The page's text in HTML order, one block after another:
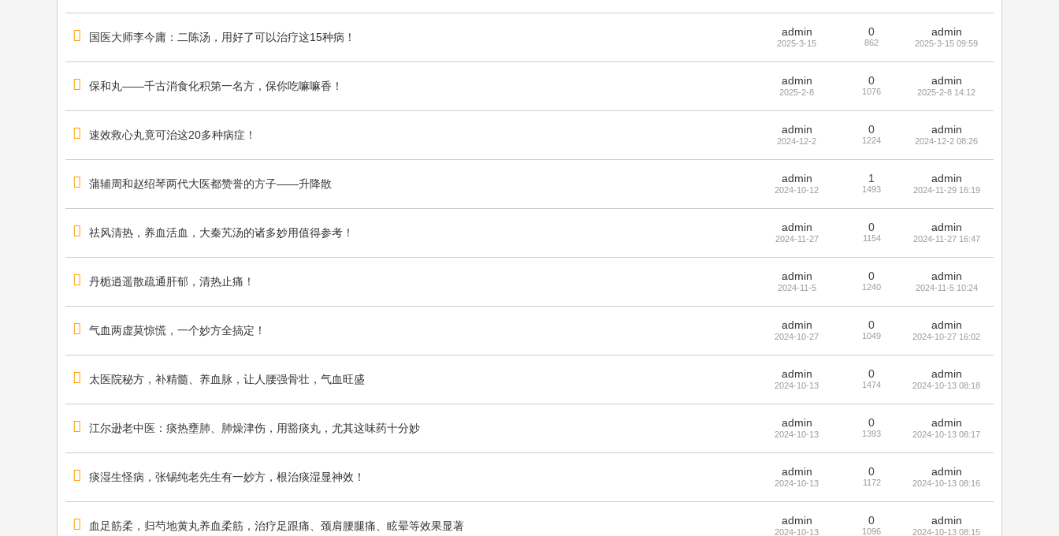
经
最
国医大师李今庸：二陈汤，用好了可以治疗这15种病！ admin
2025-3-15
0
862
admin
2025-3-15 09:59
保和丸——千古消食化积第一名方，保你吃嘛嘛香！ admin
2025-2-8
0
1076
admin
2025-2-8 14:12
速效救心丸竟可治这20多种病症！ admin
2024-12-2
0
1224
admin
2024-12-2 08:26
蒲辅周和赵绍琴两代大医都赞誉的方子——升降散 admin
2024-10-12
1
1493
admin
2024-11-29 16:19
祛风清热，养血活血，大秦艽汤的诸多妙用值得参考！ admin
2024-11-27
0
1154
admin
2024-11-27 16:47
丹栀逍遥散疏通肝郁，清热止痛！ admin
2024-11-5
0
1240
admin
2024-11-5 10:24
气血两虚莫惊慌，一个妙方全搞定！ admin
2024-10-27
0
1049
admin
2024-10-27 16:02
太医院秘方，补精髓、养血脉，让人腰强骨壮，气血旺盛 admin
2024-10-13
0
1474
admin
2024-10-13 08:18
江尔逊老中医：痰热壅肺、肺燥津伤，用豁痰丸，尤其这味药十分妙 admin
2024-10-13
0
1393
admin
2024-10-13 08:17
痰湿生怪病，张锡纯老先生有一妙方，根治痰湿显神效！ admin
2024-10-13
0
1172
admin
2024-10-13 08:16
血足筋柔，归芍地黄丸养血柔筋，治疗足跟痛、颈肩腰腿痛、眩晕等效果显著 admin
2024-10-13
0
1096
admin
2024-10-13 08:15